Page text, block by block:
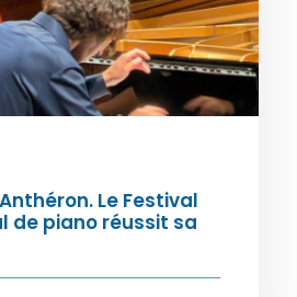
Le Festival
de piano réussit sa